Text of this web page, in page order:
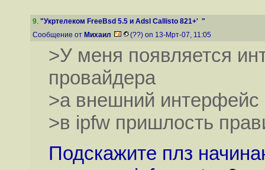
9. "Укртелеком FreeBsd 5.5 и Adsl Callisto 821+' "
Сообщение от Михаил (??) on 13-Мрт-07, 11:05
>У меня появляется
провайдера
>а внешний интерфейс
>в ipfw пришлость
Подскажите плз